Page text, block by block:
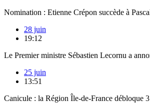
Nomination : Etienne Crépon succède à
28 juin
19:12
Le Premier ministre Sébastien Lecornu a
25 juin
13:51
Canicule : la Région Île-de-France débloque